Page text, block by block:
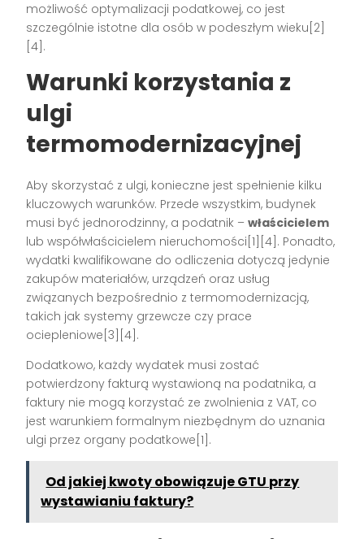
możliwość optymalizacji podatkowej, co jest
szczególnie istotne dla osób w podeszłym wieku[2]
[4].
Warunki korzystania z
ulgi
termomodernizacyjnej
Aby skorzystać z ulgi, konieczne jest spełnienie kilku
kluczowych warunków. Przede wszystkim, budynek
musi być jednorodzinny, a podatnik –właścicielem
lub współwłaścicielem nieruchomości[1][4]. Ponadto,
wydatki kwalifikowane do odliczenia dotyczą jedynie
zakupów materiałów, urządzeń oraz usług
związanych bezpośrednio z termomodernizacją,
takich jak systemy grzewcze czy prace
ociepleniowe[3][4].
Dodatkowo, każdy wydatek musi zostać
potwierdzony fakturą wystawioną na podatnika, a
faktury nie mogą korzystać ze zwolnienia z VAT, co
jest warunkiem formalnym niezbędnym do uznania
ulgi przez organy podatkowe[1].
Od jakiej kwoty obowiązuje GTU przy
wystawianiu faktury?